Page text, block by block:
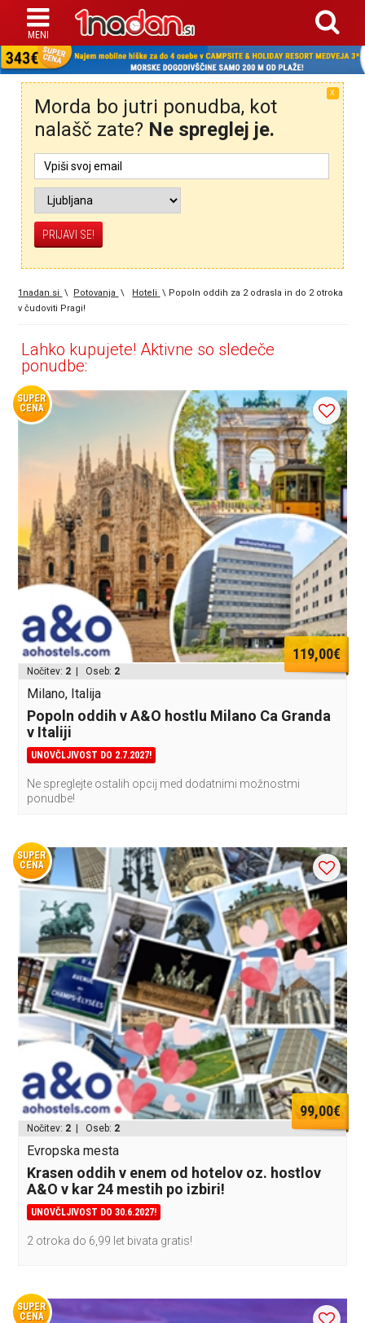
X
Morda bo jutri ponudba, kot
nalašč zate? Ne spreglej je.
1nadan.si \ Potovanja \ Hoteli \ Popoln oddih za 2 odrasla in do 2 otroka
v čudoviti Pragi!
Lahko kupujete! Aktivne so sledeče
ponudbe:
SUPER
CENA
119,00€
Nočitev: 2 | Oseb: 2
Milano, Italija
Popoln oddih v A&O hostlu Milano Ca Granda
v Italiji
UNOVČLJIVOST DO 2.7.2027!
Ne spreglejte ostalih opcij med dodatnimi možnostmi
ponudbe!
SUPER
CENA
99,00€
Nočitev: 2 | Oseb: 2
Evropska mesta
Krasen oddih v enem od hotelov oz. hostlov
A&O v kar 24 mestih po izbiri!
UNOVČLJIVOST DO 30.6.2027!
2 otroka do 6,99 let bivata gratis!
SUPER
CENA